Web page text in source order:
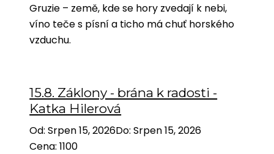
Gruzie – země, kde se hory zvedají k nebi,
víno teče s písní a ticho má chuť horského
vzduchu.
15.8. Záklony - brána k radosti -
Katka Hilerová
Od: Srpen 15, 2026Do: Srpen 15, 2026
Cena: 1100